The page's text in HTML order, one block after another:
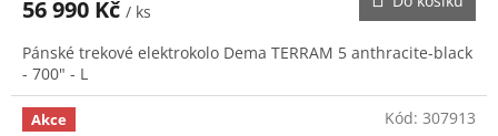
56 990 Kč / ks
Pánské trekové elektrokolo Dema TERRAM 5 anthracite-black
- 700" - L
Akce
Kód: 307913